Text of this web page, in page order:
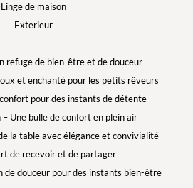
Linge de maison
Exterieur
refuge de bien-être et de douceur
et enchanté pour les petits rêveurs
pour des instants de détente
Une bulle de confort en plein air
la table avec élégance et convivialité
de recevoir et de partager
de douceur pour des instants bien-être